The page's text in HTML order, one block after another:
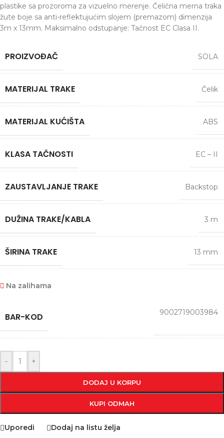
plastike sa prozoroma za vizuelno merenje. Čelična merna traka
žute boje sa anti-reflektujućim slojem (premazom) dimenzija
3m x 13mm. Maksimalno odstupanje: Tačnost EC Clasa II.
PROIZVOĐAČ SOLA
MATERIJAL TRAKE Čelik
MATERIJAL KUĆIŠTA ABS
KLASA TAČNOSTI EC – II
ZAUSTAVLJANJE TRAKE Backstop
DUŽINA TRAKE/KABLA 3 m
ŠIRINA TRAKE 13 mm
Na zalihama
BAR-KOD 9002719003984
- +
DODAJ U KORPU
KUPI ODMAH
Uporedi Dodaj na listu želja